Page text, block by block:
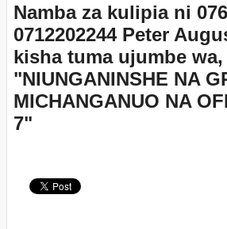
Namba za kulipia ni
0712202244 Peter
kisha tuma ujumbe wa,
"NIUNGANINSHE NA
MICHANGANUO NA
7"